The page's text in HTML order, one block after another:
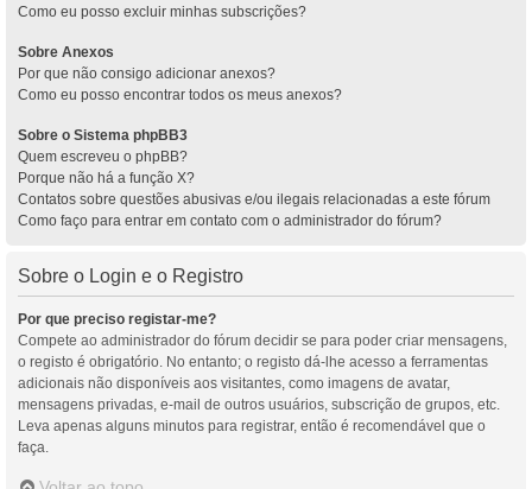
Como eu posso excluir minhas subscrições?
Sobre Anexos
Por que não consigo adicionar anexos?
Como eu posso encontrar todos os meus anexos?
Sobre o Sistema phpBB3
Quem escreveu o phpBB?
Porque não há a função X?
Contatos sobre questões abusivas e/ou ilegais relacionadas a este fórum
Como faço para entrar em contato com o administrador do fórum?
Sobre o Login e o Registro
Por que preciso registar-me?
Compete ao administrador do fórum decidir se para poder criar mensagens,
o registo é obrigatório. No entanto; o registo dá-lhe acesso a ferramentas
adicionais não disponíveis aos visitantes, como imagens de avatar,
mensagens privadas, e-mail de outros usuários, subscrição de grupos, etc.
Leva apenas alguns minutos para registrar, então é recomendável que o
faça.